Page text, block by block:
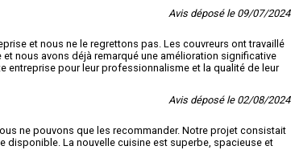
Avis déposé le 09/07/2024
et nous ne le regrettons pas. Les couvreurs ont travaillé
nous avons déjà remarqué une amélioration significative
pour leur professionnalisme et la qualité de leur
Avis déposé le 02/08/2024
ne pouvons que les recommander. Notre projet consistait
disponible. La nouvelle cuisine est superbe, spacieuse et